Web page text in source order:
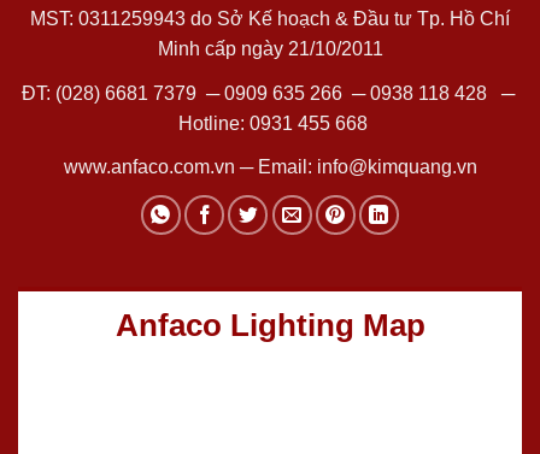
MST: 0311259943 do Sở Kế hoạch & Đầu tư Tp. Hồ Chí
Minh cấp ngày 21/10/2011
ĐT: (028) 6681 7379 ─0909 635 266─0938 118 428─
Hotline: 0931 455 668
www.anfaco.com.vn ─ Email: info@kimquang.vn
Anfaco Lighting Map